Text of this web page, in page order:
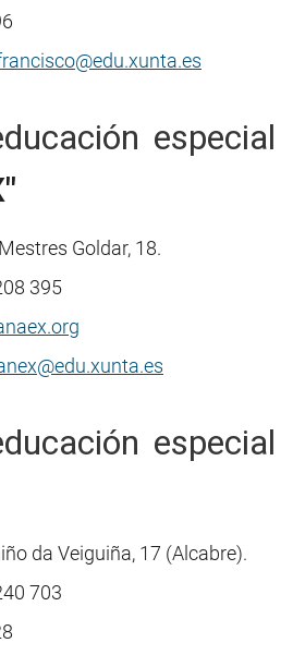
especial
Goldar, 18.
395
especial
da Veiguiña, 17 (Alcabre).
703